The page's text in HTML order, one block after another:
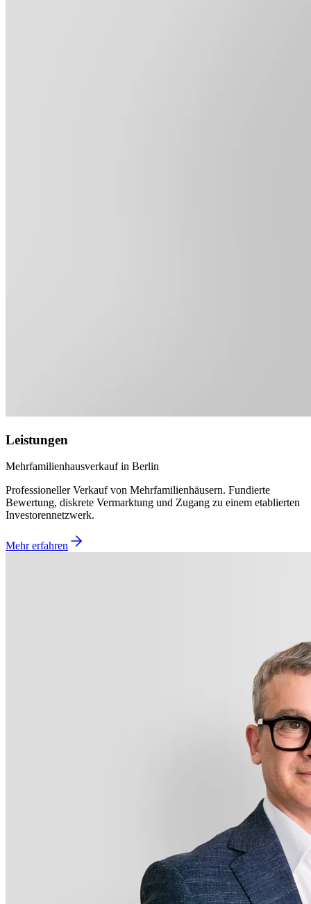
Leistungen
Mehrfamilienhausverkauf in Berlin
Professioneller Verkauf von Mehrfamilienhäusern. Fundierte
Bewertung, diskrete Vermarktung und Zugang zu einem etablierten
Investorennetzwerk.
Mehr erfahren